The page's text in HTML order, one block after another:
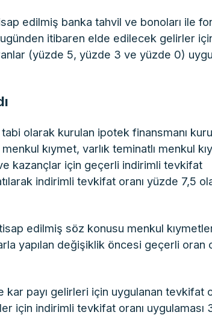
edilmiş banka tahvil ve bonoları ile
itibaren elde edilecek gelirler
(yüzde 5, yüzde 3 ve yüzde 0)
olarak kurulan ipotek finansmanı
kıymet, varlık teminatlı menkul
kazançlar için geçerli indirimli tevkifat
indirimli tevkifat oranı yüzde 7,5
edilmiş söz konusu menkul
yapılan değişiklik öncesi geçerli oran
payı gelirleri için uygulanan tevkifat
için indirimli tevkifat oranı uygulaması